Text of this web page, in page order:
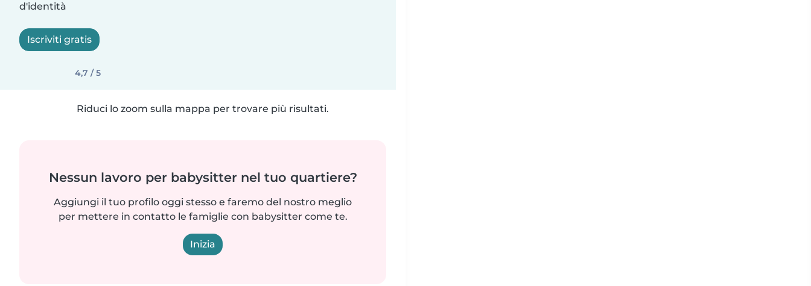
d'identità
Iscriviti gratis
4,7 / 5
Riduci lo zoom sulla mappa per trovare più risultati.
Nessun lavoro per babysitter nel tuo quartiere?
Aggiungi il tuo profilo oggi stesso e faremo del nostro meglio
per mettere in contatto le famiglie con babysitter come te.
Inizia